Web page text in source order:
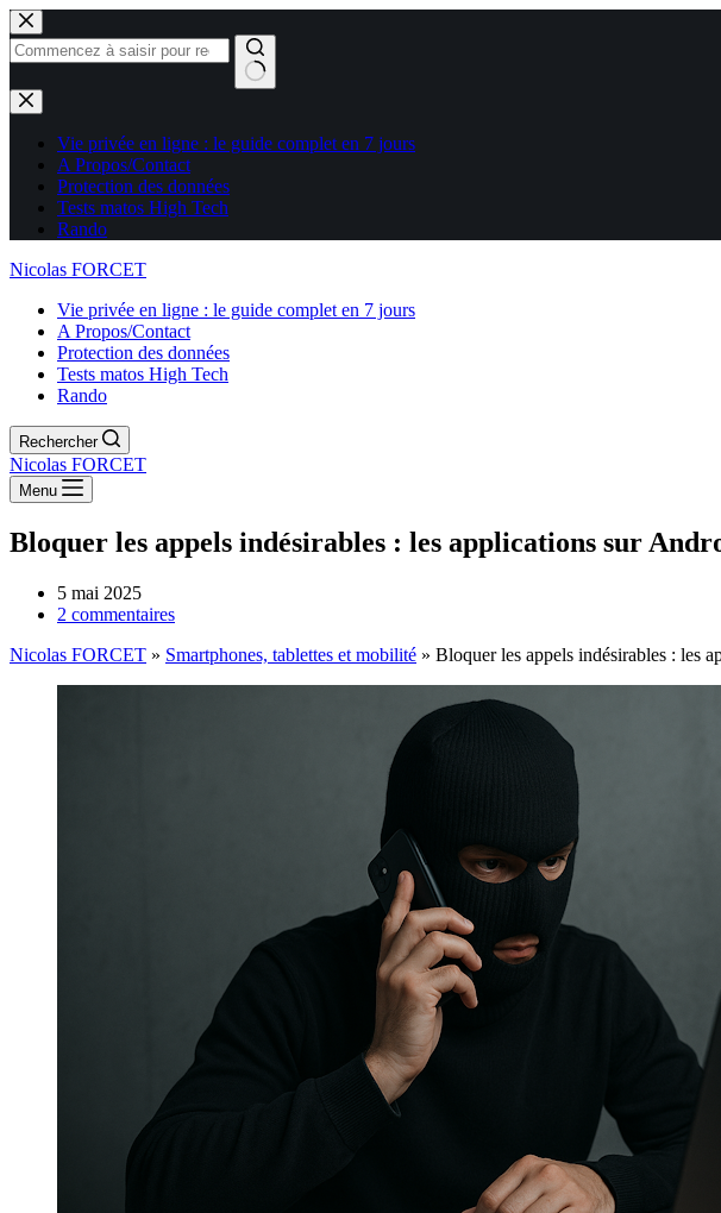
Aucun
résultat
Vie privée en ligne : le guide complet en 7 jours
A Propos/Contact
Protection des données
Tests matos High Tech
Rando
Nicolas FORCET
Vie privée en ligne : le guide complet en 7 jours
A Propos/Contact
Protection des données
Tests matos High Tech
Rando
Rechercher
Nicolas FORCET
Menu
Bloquer les appels indésirables : les applications sur
5 mai 2025
2 commentaires
Nicolas FORCET » Smartphones, tablettes et mobilité » Bloquer les appels indésirables : les